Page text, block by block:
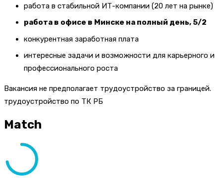
работа в стабильной ИТ-компании (20 лет на рынке)
работа в офисе в Минске на полный день, 5/2
конкурентная заработная плата
интересные задачи и возможности для карьерного и
профессионального роста
Вакансия не предполагает трудоустройство за границей.
трудоустройство по ТК РБ
Match